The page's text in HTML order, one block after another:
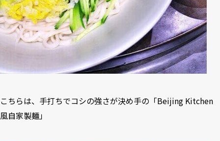
こちらは、手打ちでコシの強さが決め手の「Beijing Kitchen
風自家製麺」